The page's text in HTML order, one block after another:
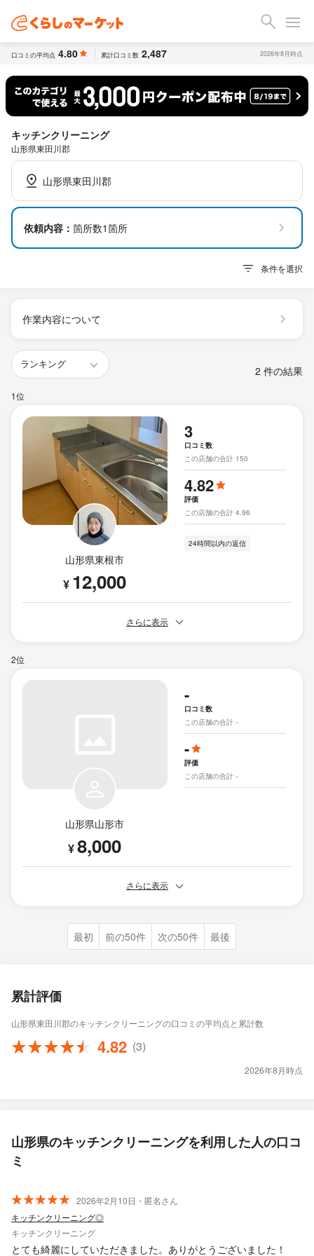
口コミの平均点 4.80 累計口コミ数 2,487 2026年8月時点
キッチンクリーニング
山形県東田川郡
山形県東田川郡
依頼内容： 箇所数1箇所
条件を選択
作業内容について
2 件の結果
1位
山形県東根市
¥ 12,000
3
口コミ数
この店舗の合計 150
4.82
評価
この店舗の合計 4.96
24時間以内の返信
さらに表示
2位
山形県山形市
¥8,000
-
口コミ数
この店舗の合計 -
-
評価
この店舗の合計 -
さらに表示
最初 前の50件 次の50件 最後
累計評価
山形県東田川郡のキッチンクリーニングの口コミの平均点と累計数
4.82 (3)
2026年8月時点
山形県のキッチンクリーニングを利用した人の口コ
ミ
2026年2月10日・匿名さん
キッチンクリーニング◎
キッチンクリーニング
とても綺麗にしていただきました。ありがとうございました！